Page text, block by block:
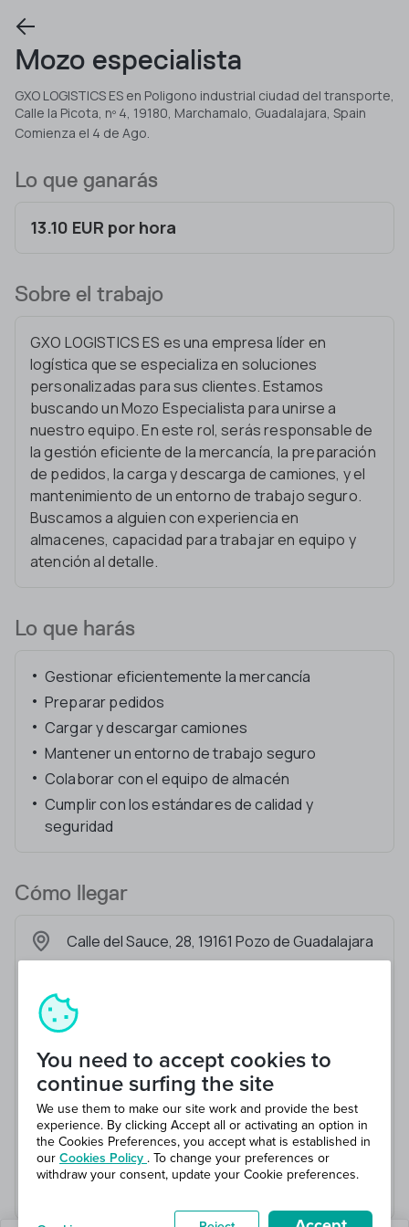
Mozo especialista
GXO LOGISTICS ES en Poligono industrial ciudad del transporte,
Calle la Picota, nº 4, 19180, Marchamalo, Guadalajara, Spain
Comienza el 4 de Ago.
Lo que ganarás
13.10 EUR por hora
Sobre el trabajo
GXO LOGISTICS ES es una empresa líder en
logística que se especializa en soluciones
personalizadas para sus clientes. Estamos
buscando un Mozo Especialista para unirse a
nuestro equipo. En este rol, serás responsable de
la gestión eficiente de la mercancía, la preparación
de pedidos, la carga y descarga de camiones, y el
mantenimiento de un entorno de trabajo seguro.
Buscamos a alguien con experiencia en
almacenes, capacidad para trabajar en equipo y
atención al detalle.
Lo que harás
Gestionar eficientemente la mercancía
Preparar pedidos
Cargar y descargar camiones
Mantener un entorno de trabajo seguro
Colaborar con el equipo de almacén
Cumplir con los estándares de calidad y
seguridad
Cómo llegar
Calle del Sauce, 28, 19161 Pozo de Guadalajara
You need to accept cookies to
continue surfing the site
We use them to make our site work and provide the best
experience. By clicking Accept all or activating an option in
the Cookies Preferences, you accept what is established in
our Cookies Policy . To change your preferences or
withdraw your consent, update your Cookie preferences.